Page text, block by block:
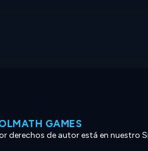
GAMES
derechos de autor está en nuestro